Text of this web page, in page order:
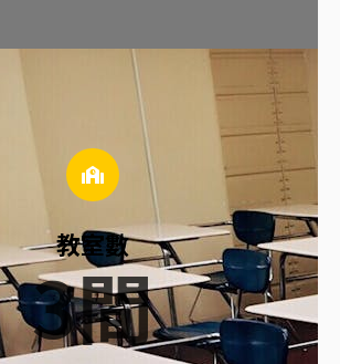
3間
教室數